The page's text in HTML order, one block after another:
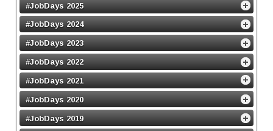
#JobDays 2025
#JobDays 2024
#JobDays 2023
#JobDays 2022
#JobDays 2021
#JobDays 2020
#JobDays 2019